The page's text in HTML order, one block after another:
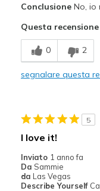
Difetti
Poor Cushioning
Sizing
View On Shoes
ConclusioneNo, io
Questa
0 2
segnalare questa
5
I love it!
Inviato 1 anno fa
Da Sammie
da Las Vegas
Describe Yourself